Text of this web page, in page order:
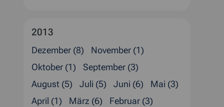
2013
Dezember (8)
November (1)
Oktober (1)
September (3)
August (5)
Juli (5) Juni (6)
Mai (3)
April (1)
März (6)
Februar (3)